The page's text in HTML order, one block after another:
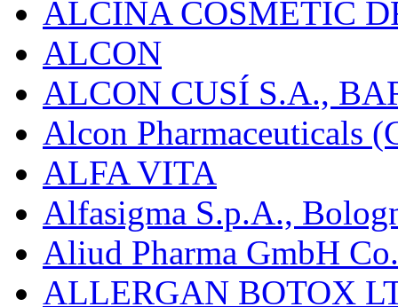
ALCINA COSMETIC
ALCON
ALCON CUSÍ S.A.,
Alcon Pharmaceuticals
ALFA VITA
Alfasigma S.p.A.,
Aliud Pharma GmbH
ALLERGAN BOTOX